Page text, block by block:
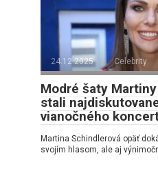
24.12.2025 Celebrity
Modré šaty
stali
vianočného
Martina Schindlerová opäť
svojím hlasom, ale aj